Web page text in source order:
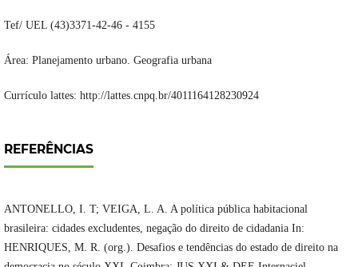
Tef/ UEL (43)3371-42-46 - 4155
Área: Planejamento urbano. Geografia urbana
Currículo lattes: http://lattes.cnpq.br/4011164128230924
REFERÊNCIAS
ANTONELLO, I. T; VEIGA, L. A. A política pública habitacional
brasileira: cidades excludentes, negação do direito de cidadania In:
HENRIQUES, M. R. (org.). Desafios e tendências do estado de direito na